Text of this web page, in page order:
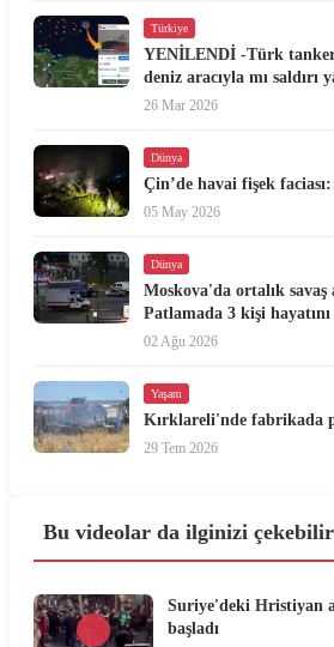
Türkiye
YENİLENDİ -Türk
deniz aracıyla mı saldırı
26 Mar 2026
Dünya
Çin’de havai fişek
05 May 2026
Dünya
Moskova'da ortalık savaş
Patlamada 3 kişi
02 Ağu 2026
Yaşam
Kırklareli'nde fabrikada
29 Tem 2026
Bu videolar da ilginizi çekebilir
Suriye'deki Hristiyan
başladı